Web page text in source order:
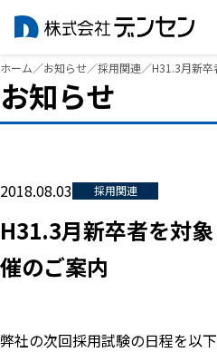
内
容
を
ッ
ホーム／お知らせ／採用関連／H31.3月新卒
お知らせ
2018.08.03 採用関連
H31.3月新卒者を対
催のご案内
弊社の次回採用試験の日程を以